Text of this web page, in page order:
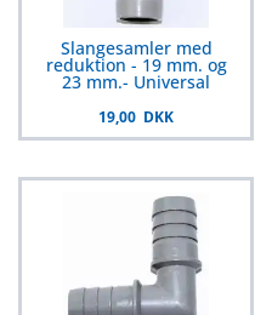
Slangesamler med
reduktion - 19 mm. og
23 mm.- Universal
19,00 DKK